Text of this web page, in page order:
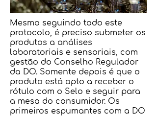
Mesmo seguindo todo este
protocolo, é preciso submeter os
produtos a análises
laboratoriais e sensoriais, com
gestão do Conselho Regulador
da DO. Somente depois é que o
produto está apto a receber o
rótulo com o Selo e seguir para
a mesa do consumidor. Os
primeiros espumantes com a DO